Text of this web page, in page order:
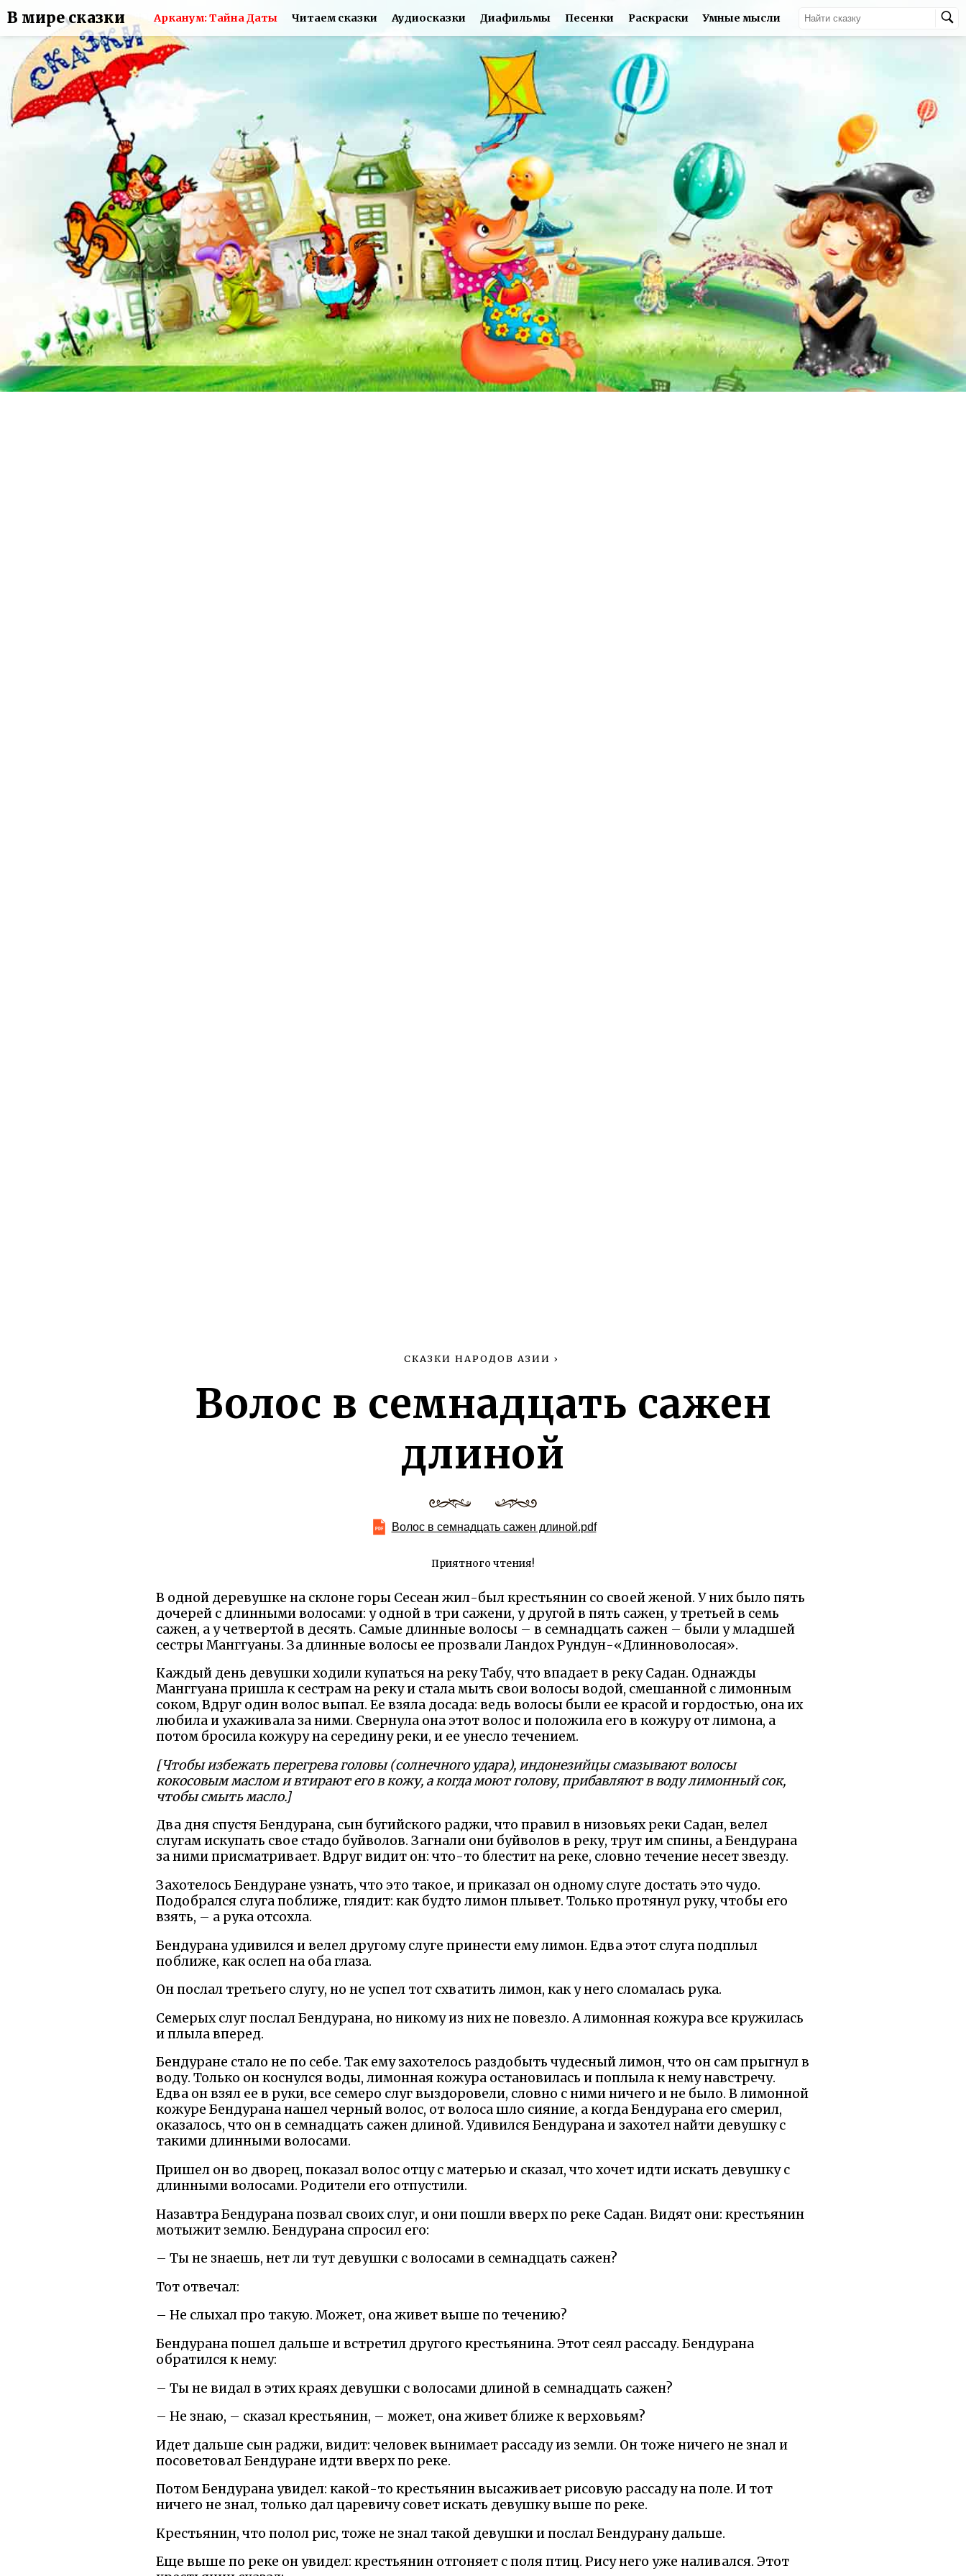
В мире сказки Арканум: Тайна Даты Читаем сказки Аудиосказки Диафильмы Песенки Раскраски Умные мысли
СКАЗКИ НАРОДОВ АЗИИ ›
Волос в семнадцать сажен
длиной
Волос в семнадцать сажен длиной.pdf
Приятного чтения!
В одной деревушке на склоне горы Сесеан жил-был крестьянин со своей женой. У них было пять
дочерей с длинными волосами: у одной в три сажени, у другой в пять сажен, у третьей в семь
сажен, а у четвертой в десять. Самые длинные волосы – в семнадцать сажен – были у младшей
сестры Манггуаны. За длинные волосы ее прозвали Ландох Рундун-«Длинноволосая».
Каждый день девушки ходили купаться на реку Табу, что впадает в реку Садан. Однажды
Манггуана пришла к сестрам на реку и стала мыть свои волосы водой, смешанной с лимонным
соком, Вдруг один волос выпал. Ее взяла досада: ведь волосы были ее красой и гордостью, она их
любила и ухаживала за ними. Свернула она этот волос и положила его в кожуру от лимона, а
потом бросила кожуру на середину реки, и ее унесло течением.
[Чтобы избежать перегрева головы (солнечного удара), индонезийцы смазывают волосы
кокосовым маслом и втирают его в кожу, а когда моют голову, прибавляют в воду лимонный сок,
чтобы смыть масло.]
Два дня спустя Бендурана, сын бугийского раджи, что правил в низовьях реки Садан, велел
слугам искупать свое стадо буйволов. Загнали они буйволов в реку, трут им спины, а Бендурана
за ними присматривает. Вдруг видит он: что-то блестит на реке, словно течение несет звезду.
Захотелось Бендуране узнать, что это такое, и приказал он одному слуге достать это чудо.
Подобрался слуга поближе, глядит: как будто лимон плывет. Только протянул руку, чтобы его
взять, – а рука отсохла.
Бендурана удивился и велел другому слуге принести ему лимон. Едва этот слуга подплыл
поближе, как ослеп на оба глаза.
Он послал третьего слугу, но не успел тот схватить лимон, как у него сломалась рука.
Семерых слуг послал Бендурана, но никому из них не повезло. А лимонная кожура все кружилась
и плыла вперед.
Бендуране стало не по себе. Так ему захотелось раздобыть чудесный лимон, что он сам прыгнул в
воду. Только он коснулся воды, лимонная кожура остановилась и поплыла к нему навстречу.
Едва он взял ее в руки, все семеро слуг выздоровели, словно с ними ничего и не было. В лимонной
кожуре Бендурана нашел черный волос, от волоса шло сияние, а когда Бендурана его смерил,
оказалось, что он в семнадцать сажен длиной. Удивился Бендурана и захотел найти девушку с
такими длинными волосами.
Пришел он во дворец, показал волос отцу с матерью и сказал, что хочет идти искать девушку с
длинными волосами. Родители его отпустили.
Назавтра Бендурана позвал своих слуг, и они пошли вверх по реке Садан. Видят они: крестьянин
мотыжит землю. Бендурана спросил его:
– Ты не знаешь, нет ли тут девушки с волосами в семнадцать сажен?
Тот отвечал:
– Не слыхал про такую. Может, она живет выше по течению?
Бендурана пошел дальше и встретил другого крестьянина. Этот сеял рассаду. Бендурана
обратился к нему:
– Ты не видал в этих краях девушки с волосами длиной в семнадцать сажен?
– Не знаю, – сказал крестьянин, – может, она живет ближе к верховьям?
Идет дальше сын раджи, видит: человек вынимает рассаду из земли. Он тоже ничего не знал и
посоветовал Бендуране идти вверх по реке.
Потом Бендурана увидел: какой-то крестьянин высаживает рисовую рассаду на поле. И тот
ничего не знал, только дал царевичу совет искать девушку выше по реке.
Крестьянин, что полол рис, тоже не знал такой девушки и послал Бендурану дальше.
Еще выше по реке он увидел: крестьянин отгоняет с поля птиц. Рису него уже наливался. Этот